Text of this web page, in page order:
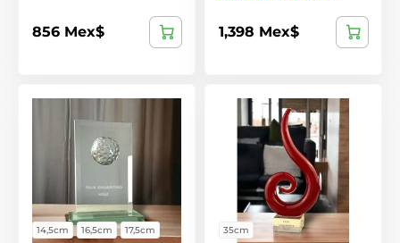
856 Mex$ 1,398 Mex$
14,5cm 16,5cm 17,5cm 35cm